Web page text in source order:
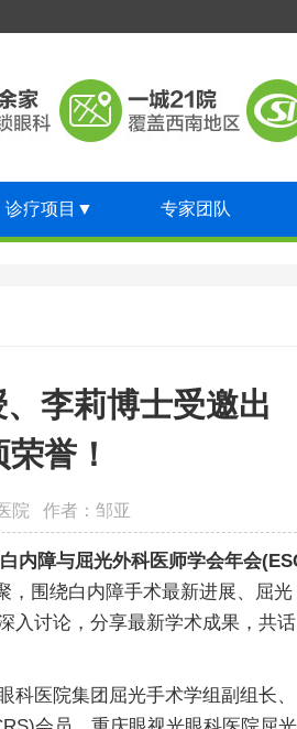
诊疗项目 ▼ 专家团队
李莉博士受邀出
誉！
院 作者：邹亚
内障与屈光外科医师学会年会
，围绕白内障手术最新进展、屈光
入讨论，分享最新学术成果，共话
医院集团屈光手术学组副组长、